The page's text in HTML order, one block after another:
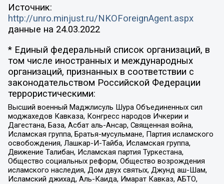
Источник:
http://unro.minjust.ru/NKOForeignAgent.aspx
данные на 24.03.2022
* Единый федеральный список организаций, в
том числе иностранных и международных
организаций, признанных в соответствии с
законодательством Российской Федерации
террористическими:
Высший военный Маджлисуль Шура Объединенных сил
моджахедов Кавказа, Конгресс народов Ичкерии и
Дагестана, База, Асбат аль-Ансар, Священная война,
Исламская группа, Братья-мусульмане, Партия исламского
освобождения, Лашкар-И-Тайба, Исламская группа,
Движение Талибан, Исламская партия Туркестана,
Общество социальных реформ, Общество возрождения
исламского наследия, Дом двух святых, Джунд аш-Шам,
Исламский джихад, Аль-Каида, Имарат Кавказ, АБТО,